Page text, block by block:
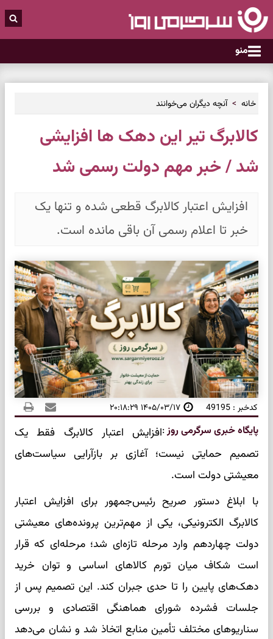
منو
خانه آنچه دیگران می‌خوانند
کالابرگ تیر این دهک ها افزایشی
شد / خبر مهم دولت رسمی شد
افزایش اعتبار کالابرگ قطعی شده و تنها یک
خبر تا اعلام رسمی آن باقی مانده است.
کدخبر : 49195 ۱۴۰۵/۰۳/۱۷ ۲۰:۱۸:۲۹
پایگاه خبری سرگرمی روز:افزایش اعتبار کالابرگ فقط یک
تصمیم حمایتی نیست؛ آغازی بر بازآرایی سیاست‌های
معیشتی دولت است.
با ابلاغ دستور صریح رئیس‌جمهور برای افزایش اعتبار
کالابرگ الکترونیکی، یکی از مهم‌ترین پرونده‌های معیشتی
دولت چهاردهم وارد مرحله تازه‌ای شد؛ مرحله‌ای که قرار
است شکاف میان تورم کالاهای اساسی و توان خرید
دهک‌های پایین را تا حدی جبران کند. این تصمیم پس از
جلسات فشرده شورای هماهنگی اقتصادی و بررسی
سناریوهای مختلف تأمین منابع اتخاذ شد و نشان می‌دهد